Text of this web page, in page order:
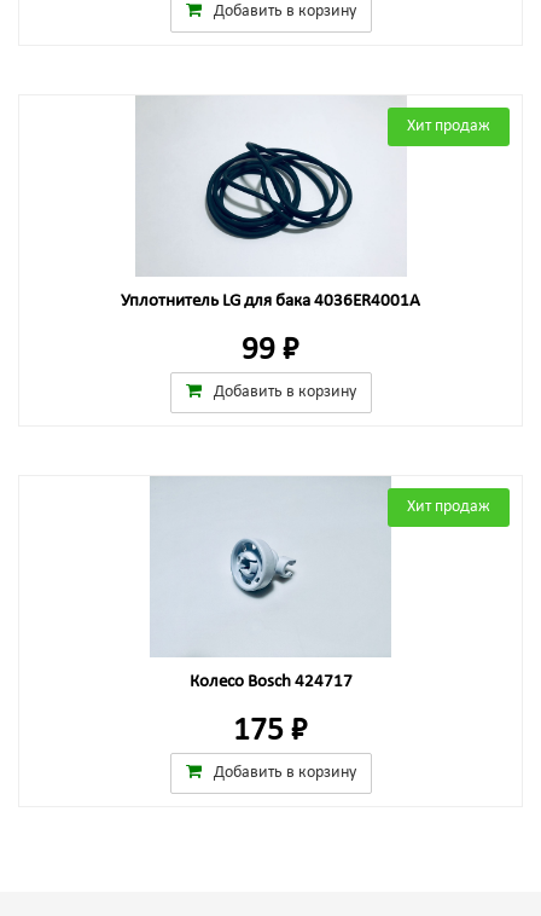
Добавить в корзину
Хит продаж
Уплотнитель LG для бака 4036ER4001A
99 ₽
Добавить в корзину
Хит продаж
Колесо Bosch 424717
175 ₽
Добавить в корзину